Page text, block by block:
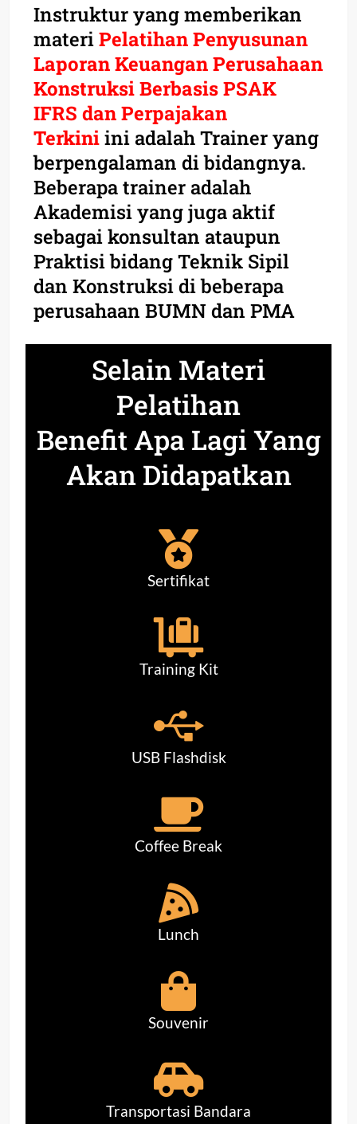
Instruktur yang memberikan
materiPelatihan Penyusunan
Laporan Keuangan Perusahaan
Konstruksi Berbasis PSAK
IFRS dan Perpajakan
Terkiniini adalah Trainer yang
berpengalaman di bidangnya.
Beberapa trainer adalah
Akademisi yang juga aktif
sebagai konsultan ataupun
Praktisi bidang Teknik Sipil
dan Konstruksi di beberapa
perusahaan BUMN dan PMA
Selain Materi
Pelatihan
Benefit Apa Lagi Yang
Akan Didapatkan
Sertifikat
Training Kit
USB Flashdisk
Coffee Break
Lunch
Souvenir
Transportasi Bandara